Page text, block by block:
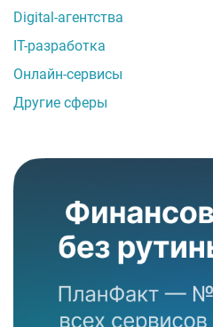
Digital-агентства
IT-разработка
Онлайн-сервисы
Другие сферы